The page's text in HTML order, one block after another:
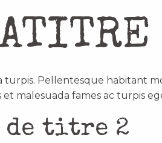
turpis. Pellentesque habitant
malesuada fames ac turpis
de titre 2